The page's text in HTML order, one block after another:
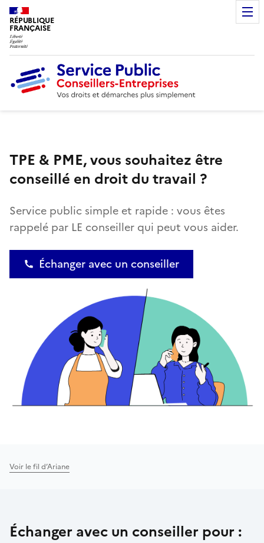
RÉPUBLIQUE
FRANÇAISE
TPE & PME, vous souhaitez être
conseillé en droit du travail ?
Service public simple et rapide : vous êtes
rappelé par LE conseiller qui peut vous aider.
Échanger avec un conseiller
Voir le fil d’Ariane
Échanger avec un conseiller pour :